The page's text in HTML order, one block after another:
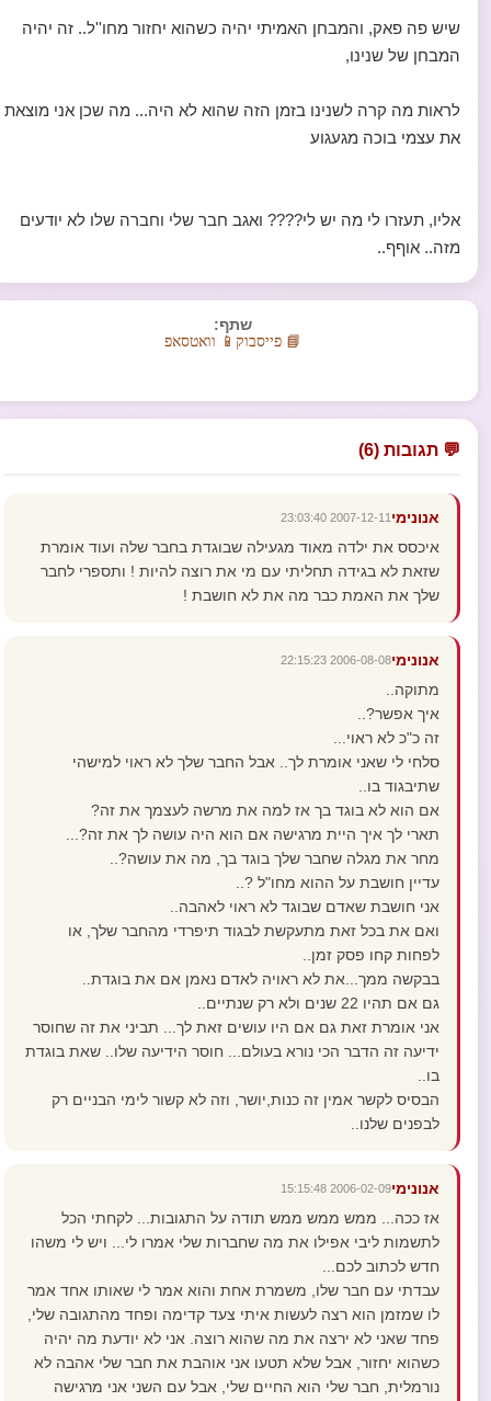
שיש פה פאק, והמבחן האמיתי יהיה כשהוא יחזור מחו''ל.. זה יהיה
המבחן של שנינו,
לראות מה קרה לשנינו בזמן הזה שהוא לא היה... מה שכן אני מוצאת
את עצמי בוכה מגעגוע
אליו, תעזרו לי מה יש לי???? ואגב חבר שלי וחברה שלו לא יודעים
מזה.. אוףף..
שתף:
📘 פייסבוק 📱 וואטסאפ
💬 תגובות (6)
אנונימי 2007-12-11 23:03:40
איכסס את ילדה מאוד מגעילה שבוגדת בחבר שלה ועוד אומרת
שזאת לא בגידה תחליתי עם מי את רוצה להיות ! ותספרי לחבר
שלך את האמת כבר מה את לא חושבת !
אנונימי2006-08-08 22:15:23
מתוקה..
איך אפשר?..
זה כ"כ לא ראוי...
סלחי לי שאני אומרת לך.. אבל החבר שלך לא ראוי למישהי
שתיבגוד בו..
אם הוא לא בוגד בך אז למה את מרשה לעצמך את זה?
תארי לך איך היית מרגישה אם הוא היה עושה לך את זה?...
מחר את מגלה שחבר שלך בוגד בך, מה את עושה?..
עדיין חושבת על ההוא מחו"ל ?..
אני חושבת שאדם שבוגד לא ראוי לאהבה..
ואם את בכל זאת מתעקשת לבגוד תיפרדי מהחבר שלך, או
לפחות קחו פסק זמן..
בבקשה ממך...את לא ראויה לאדם נאמן אם את בוגדת..
גם אם תהיו 22 שנים ולא רק שנתיים..
אני אומרת זאת גם אם היו עושים זאת לך... תביני את זה שחוסר
ידיעה זה הדבר הכי נורא בעולם... חוסר הידיעה שלו.. שאת בוגדת
בו..
הבסיס לקשר אמין זה כנות,יושר, וזה לא קשור לימי הבניים רק
לבפנים שלנו..
אנונימי2006-02-09 15:15:48
אז ככה... ממש ממש ממש תודה על התגובות... לקחתי הכל
לתשמות ליבי אפילו את מה שחברות שלי אמרו לי... ויש לי משהו
חדש לכתוב לכם...
עבדתי עם חבר שלו, משמרת אחת והוא אמר לי שאותו אחד אמר
לו שמזמן הוא רצה לעשות איתי צעד קדימה ופחד מהתגובה שלי,
פחד שאני לא ירצה את מה שהוא רוצה. אני לא יודעת מה יהיה
כשהוא יחזור, אבל שלא תטעו אני אוהבת את חבר שלי אהבה לא
נורמלית, חבר שלי הוא החיים שלי, אבל עם השני אני מרגישה